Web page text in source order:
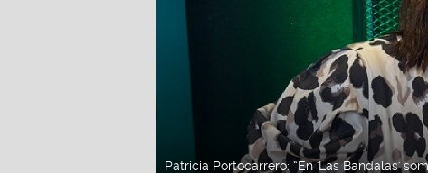
Patricia Portocarrero: “En 'Las Bandalas'